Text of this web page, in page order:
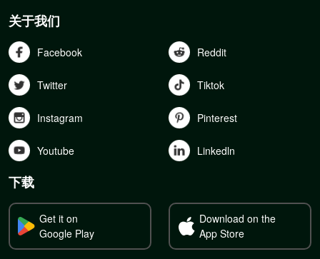
关于我们
Facebook Reddit
Twitter Tiktok
Instagram Pinterest
Youtube Linkedln
下载
Get it on
Google Play
Download on the
App Store